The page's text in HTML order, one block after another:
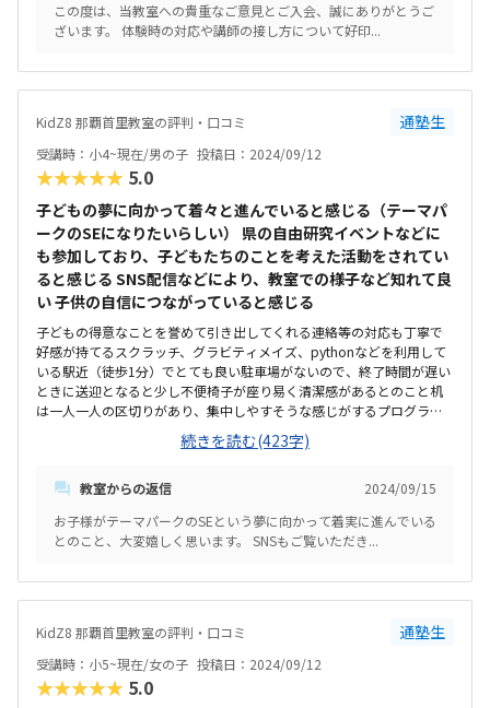
この度は、当教室への貴重なご意見とご入会、誠にありがとうご
ざいます。 体験時の対応や講師の接し方について好印...
KidZ8 那覇首里教室の評判・口コミ 通塾生
受講時：小4~現在/男の子 投稿日：2024/09/12
★★★★★ 5.0
子どもの夢に向かって着々と進んでいると感じる（テーマパ
ークのSEになりたいらしい） 県の自由研究イベントなどに
も参加しており、子どもたちのことを考えた活動をされてい
ると感じる SNS配信などにより、教室での様子など知れて良
い 子供の自信につながっていると感じる
子どもの得意なことを誉めて引き出してくれる連絡等の対応も丁寧で
好感が持てるスクラッチ、グラビティメイズ、pythonなどを利用して
いる駅近（徒歩1分）でとても良い駐車場がないので、終了時間が遅い
ときに送迎となると少し不便椅子が座り易く清潔感があるとのこと机
は一人一人の区切りがあり、集中しやすそうな感じがするプログラミ
ング教室は軒並み高い印象があり、こちらも同じく高い料金体系がが
サイト等に詳しく記載されているといいと思うLINEで当月の予定が分
早い検定やコンテストなど、やる気が継続されるような工夫がされて
を提出したいとの要望に、色々サポートしてくれた今のところは特に
ないが、料金体系の明確化が課題かと思うきょうだいで通っているの
後是非検討してもらいたい
続きを読む(423字)
教室からの返信
2024/09/15
お子様がテーマパークのSEという夢に向かって着実に進んでいる
とのこと、大変嬉しく思います。 SNSもご覧いただき...
KidZ8 那覇首里教室の評判・口コミ 通塾生
受講時：小5~現在/女の子 投稿日：2024/09/12
★★★★★ 5.0